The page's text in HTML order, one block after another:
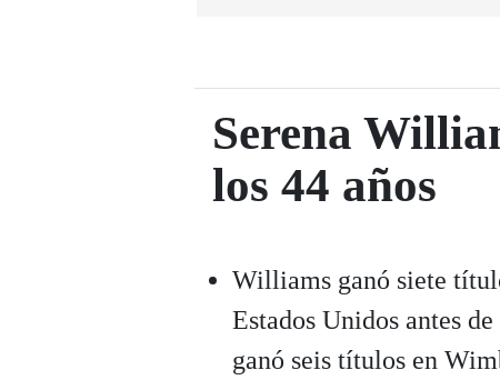
Serena
los 44 años
Williams ganó siete
Estados Unidos antes
ganó seis títulos en